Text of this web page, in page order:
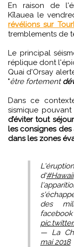
En raison de l'éruption volcanique de la montagne
Kīlauea le
révélions sur
tremblements de
Le principal
réplique dont
Quai d'Orsay
"être fortement
Dans ce
sismique
d’éviter tout
les consignes
dans les zones
d'#Hawaii
des
— La
mai 2018